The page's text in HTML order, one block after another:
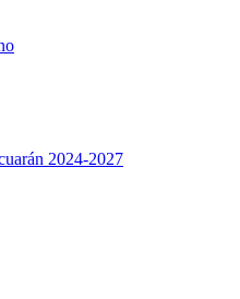
2024-2027